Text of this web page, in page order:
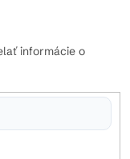
informácie o